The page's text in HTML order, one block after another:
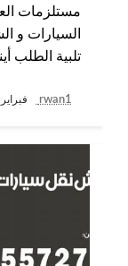
مستلزمات
السيارات و
تلبية الطلب
rwan1 فبراير 22, 2021